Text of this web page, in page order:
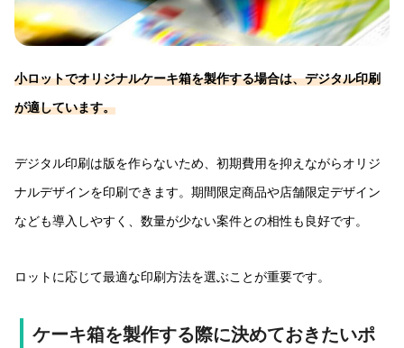
小ロットでオリジナルケーキ箱を製作する場合は、デジタル印刷
が適しています。
デジタル印刷は版を作らないため、初期費用を抑えながらオリジ
ナルデザインを印刷できます。期間限定商品や店舗限定デザイン
なども導入しやすく、数量が少ない案件との相性も良好です。
ロットに応じて最適な印刷方法を選ぶことが重要です。
ケーキ箱を製作する際に決めておきたいポ